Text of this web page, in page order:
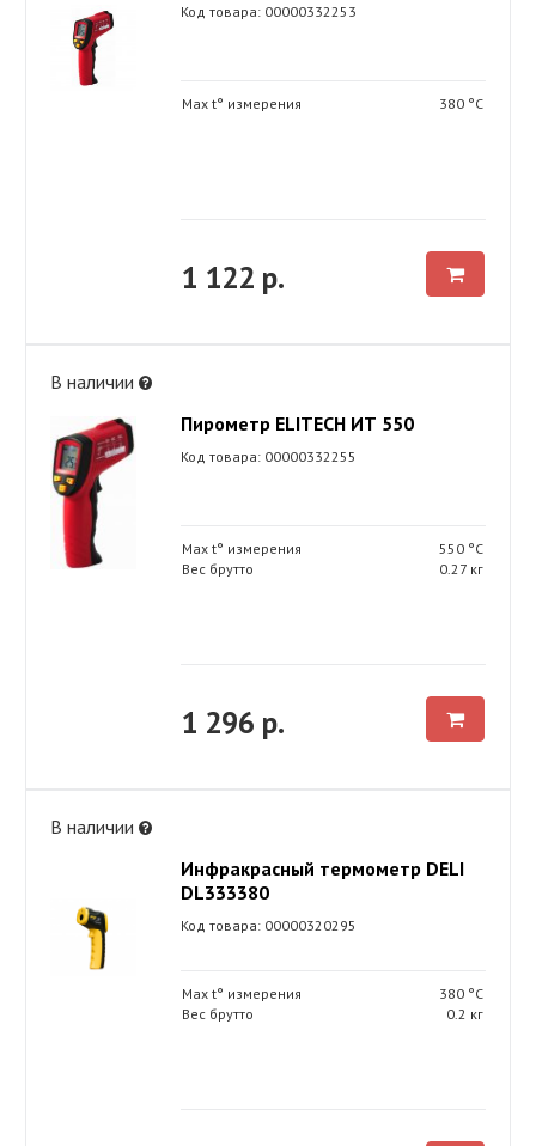
Код товара: 00000332253
Max t° измерения 380 °С
1 122 р.
В наличии
Пирометр ELITECH ИТ 550
Код товара: 00000332255
Max t° измерения
550 °С
Вес брутто
0.27 кг
1 296 р.
В наличии
Инфракрасный термометр DELI
DL333380
Код товара: 00000320295
Max t° измерения
380 °С
Вес брутто
0.2 кг